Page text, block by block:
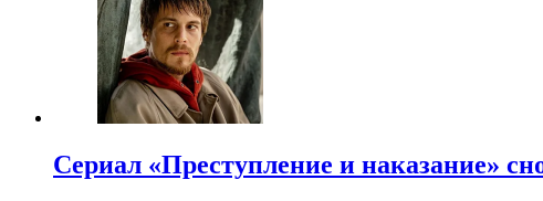
Сериал «Преступление и наказание»